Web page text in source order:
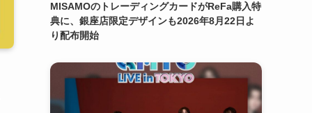
MISAMOのトレーディングカードがReFa購入特
典に、銀座店限定デザインも2026年8月22日よ
り配布開始